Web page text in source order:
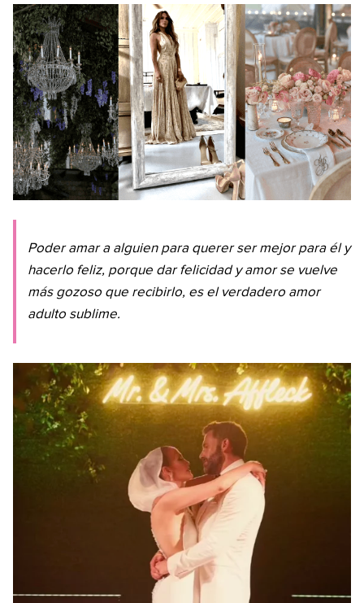
Poder amar a alguien para querer ser mejor para él y
hacerlo feliz, porque dar felicidad y amor se vuelve
más gozoso que recibirlo, es el verdadero amor
adulto sublime.